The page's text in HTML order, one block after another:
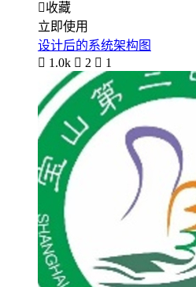
收藏
立即使用
设计后的系统架构图
 1.0k  2  1